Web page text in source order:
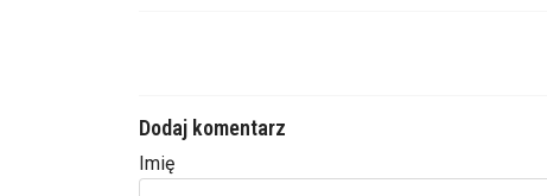
Dodaj komentarz
Imię